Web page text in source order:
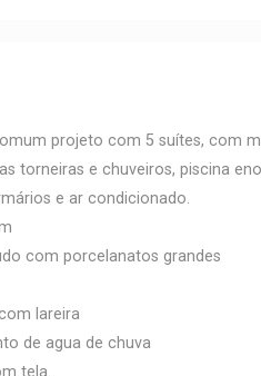
projeto com 5 suítes, com
torneiras e chuveiros, piscina
e ar condicionado.
com porcelanatos grandes
lareira
de agua de chuva
tela.